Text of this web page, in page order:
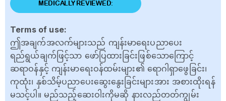
MEDICALLY REVIEWED:
Terms of use:
ဤအချက်အလက်များသည် ကျန်းမာရေးပညာပေး
ရည်ရွယ်ချက်ဖြင့်သာ ဖော်ပြထားခြင်းဖြစ်သောကြောင့်
ဆရာဝန်နှင့် ကျန်းမာရေးဝန်ထမ်းများ၏ ရောဂါရှာဖွေခြင်း၊
ကုထုံး၊ နှစ်သိမ့်ပညာပေးဆွေးနွေးခြင်းများအား အစားထိုးရန်
မသင့်ပါ။ မည်သည့်ဆေးဝါးကိုမဆို နားလည်တတ်ကျွမ်း